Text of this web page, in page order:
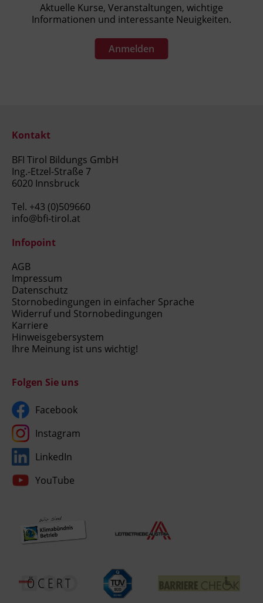
Aktuelle Kurse, Veranstaltungen, wichtige
Informationen und interessante Neuigkeiten.
Anmelden
Kontakt
BFI Tirol Bildungs GmbH
Ing.-Etzel-Straße 7
6020 Innsbruck
Tel. +43 (0)509660
info@bfi-tirol.at
Infopoint
AGB
Impressum
Datenschutz
Stornobedingungen in einfacher Sprache
Widerruf und Stornobedingungen
Karriere
Hinweisgebersystem
Ihre Meinung ist uns wichtig!
Folgen Sie uns
Facebook
Instagram
LinkedIn
YouTube